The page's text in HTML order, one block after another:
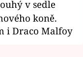
koně.
i Draco Malfoy